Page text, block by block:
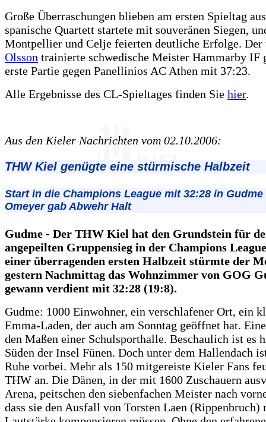
Große Überraschungen blieben am ersten Spieltag
spanische Quartett startete mit souveränen Siegen,
Montpellier und Celje feierten deutliche Erfolge.
Olsson trainierte schwedische Meister Hammarby IF
erste Partie gegen Panellinios AC Athen mit 37:23.
Alle Ergebnisse des CL-Spieltages finden Sie hier.
Aus den Kieler Nachrichten vom 02.10.2006:
THW Kiel genügte eine stürmische Halbzeit
Start in die Champions League mit 32:28 in
Omeyer gab Abwehr Halt
Gudme - Der THW Kiel hat den Grundstein für
angepeilten Gruppensieg in der Champions
einer überragenden ersten Halbzeit stürmte der
gestern Nachmittag das Wohnzimmer von GOG
gewann verdient mit 32:28 (19:8).
Gudme: 1000 Einwohner, ein verschlafener Ort, ein
Emma-Laden, der auch am Sonntag geöffnet hat.
den Maßen einer Schulsporthalle. Beschaulich ist es
Süden der Insel Fünen. Doch unter dem Hallendach
Ruhe vorbei. Mehr als 150 mitgereiste Kieler Fans
THW an. Die Dänen, in der mit 1600 Zuschauern
Arena, peitschen den siebenfachen Meister nach
dass sie den Ausfall von Torsten Laen (Rippenbruch)